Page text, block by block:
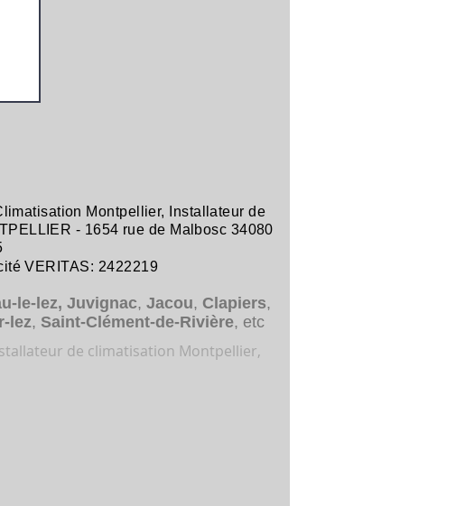
Montpellier,
Installateur de
- 1654 rue de Malbosc 34080
VERITAS: 2422219
le-lez, Juvignac, Jacou, Clapiers,
lez, Saint-Clément-de-Rivière, etc
de climatisation Montpellier,